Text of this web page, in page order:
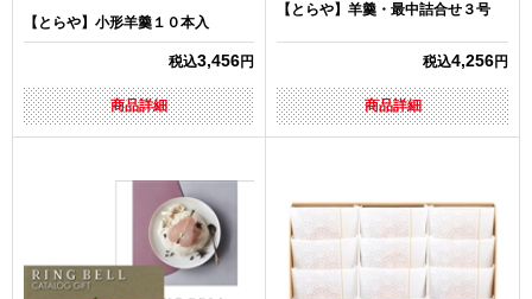
【とらや】小形羊羹１０本入
税込3,456円
商品詳細
【とらや】羊羹・最中詰合せ３号
税込4,256円
商品詳細